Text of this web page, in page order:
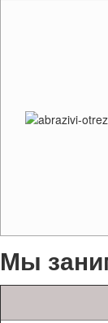
Мы